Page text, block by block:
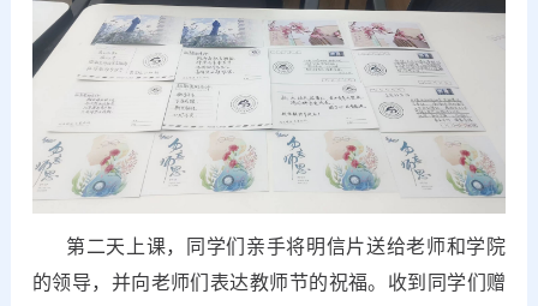
第二天上课，同学们亲手将明信片送给老师和学院
的领导，并向老师们表达教师节的祝福。收到同学们赠